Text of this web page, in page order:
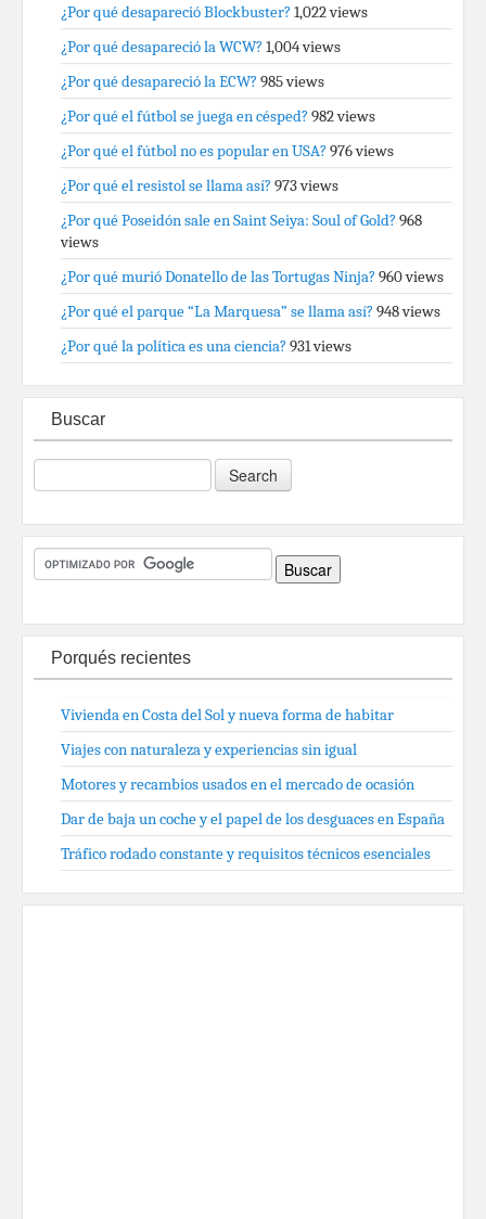
¿Por qué desapareció Blockbuster? 1,022 views
¿Por qué desapareció la WCW? 1,004 views
¿Por qué desapareció la ECW? 985 views
¿Por qué el fútbol se juega en césped? 982 views
¿Por qué el fútbol no es popular en USA? 976 views
¿Por qué el resistol se llama así? 973 views
¿Por qué Poseidón sale en Saint Seiya: Soul of Gold? 968
views
¿Por qué murió Donatello de las Tortugas Ninja? 960 views
¿Por qué el parque “La Marquesa” se llama así? 948 views
¿Por qué la política es una ciencia? 931 views
Buscar
Porqués recientes
Vivienda en Costa del Sol y nueva forma de habitar
Viajes con naturaleza y experiencias sin igual
Motores y recambios usados en el mercado de ocasión
Dar de baja un coche y el papel de los desguaces en España
Tráfico rodado constante y requisitos técnicos esenciales